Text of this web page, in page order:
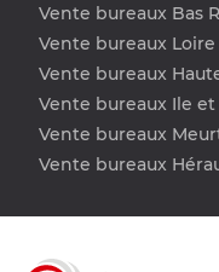
Vente bureaux Bas
Vente bureaux
Vente bureaux
Vente bureaux Ile et
Vente bureaux
Vente bureaux